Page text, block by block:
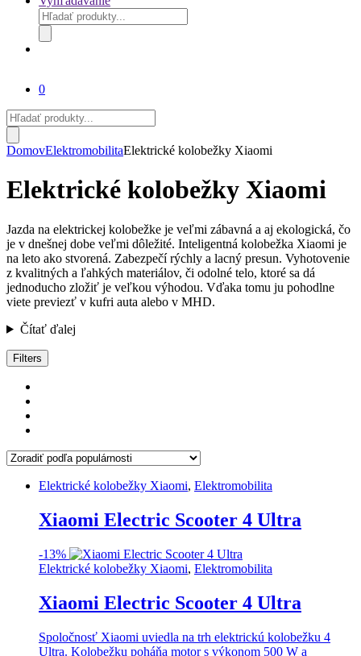
Products
search
0
Products
search
DomovElektromobilitaElektrické kolobežky Xiaomi
Elektrické kolobežky Xiaomi
Jazda na elektrickej kolobežke je veľmi zábavná a aj ekologická, čo
je v dnešnej dobe veľmi dôležité. Inteligentná kolobežka Xiaomi je
na leto ako stvorená. Zabezpečí rýchly a lacný presun. Vyhotovenie
z kvalitných a ľahkých materiálov, či odolné telo, ktoré sa dá
jednoducho zložiť je veľkou výhodou. Vďaka tomu ju pohodlne
viete previezť v kufri auta alebo v MHD.
Čítať ďalej
Zoradené
podľa
popularity
Filters
Elektrické kolobežky Xiaomi, Elektromobilita
Xiaomi Electric Scooter 4 Ultra
-13%
Elektrické kolobežky Xiaomi, Elektromobilita
Xiaomi Electric Scooter 4 Ultra
Spoločnosť Xiaomi uviedla na trh elektrickú kolobežku 4
Ultra. Kolobežku poháňa motor s výkonom 500 W a